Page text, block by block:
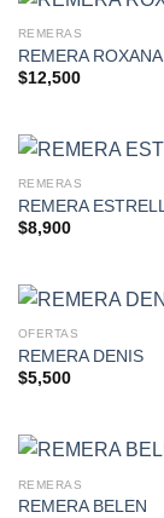
REMERAS
REMERA ROXANA
$12,500
REMERAS
REMERA
$8,900
OFERTAS
REMERA DENIS
$5,500
REMERAS
REMERA BELEN